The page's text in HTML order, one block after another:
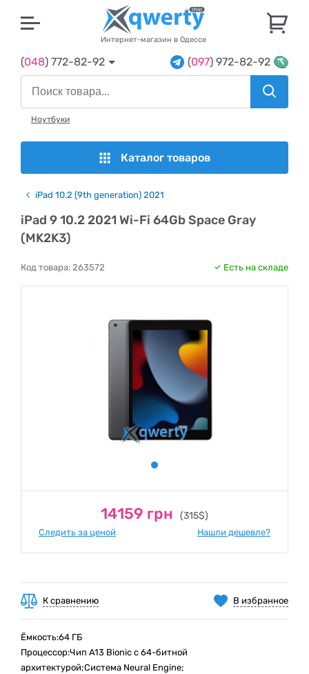
Интернет-магазин в Одессе
(048) 772-82-92 (097) 972-82-92
Ноутбуки
Каталог товаров
iPad 10.2 (9th generation) 2021
iPad 9 10.2 2021 Wi-Fi 64Gb Space Gray
(MK2K3)
Код товара: 263572 Есть на складе
14159 грн (315$)
Следить за ценой Нашли дешевле?
В избранное
К сравнению
Ёмкость:64 ГБ
Процессор:Чип A13 Bionic с 64-битной
архитектурой;Система Neural Engine;